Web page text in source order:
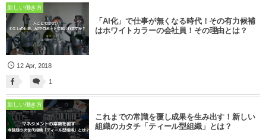
新しい働き方
「AI化」で仕事が無くなる時代！その有力候補
はホワイトカラーの会社員！その理由とは？
12 Apr, 2018
1
新しい働き方
これまでの常識を覆し成果を生み出す！新しい
組織のカタチ「ティール型組織」とは？